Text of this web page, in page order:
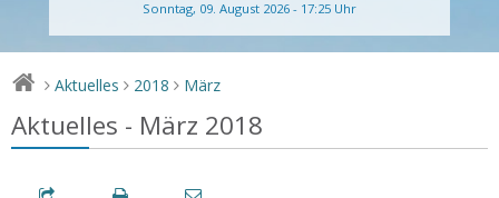
Sonntag, 09. August 2026 - 17:25 Uhr
> Aktuelles > 2018 > März
Aktuelles - März 2018